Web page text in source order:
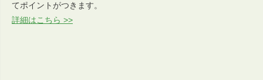
てポイントがつきます。
詳細はこちら >>